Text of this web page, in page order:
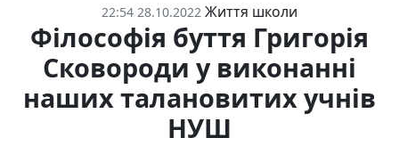
22:54 28.10.2022 Життя школи
Філософія буття Григорія
Сковороди у виконанні
наших талановитих учнів
НУШ